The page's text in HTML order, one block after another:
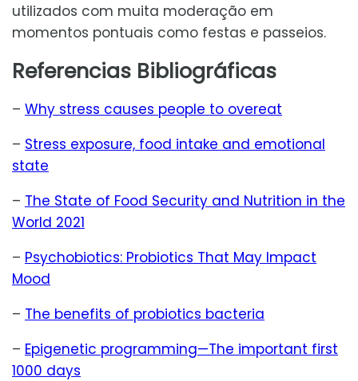
utilizados com muita moderação em
momentos pontuais como festas e passeios.
Referencias Bibliográficas
– Why stress causes people to overeat
– Stress exposure, food intake and emotional
state
– The State of Food Security and Nutrition in the
World 2021
– Psychobiotics: Probiotics That May Impact
Mood
– The benefits of probiotics bacteria
– Epigenetic programming—The important first
1000 days